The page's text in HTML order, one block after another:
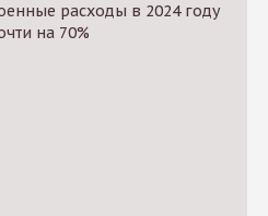
расходы в 2024 году
на 70%